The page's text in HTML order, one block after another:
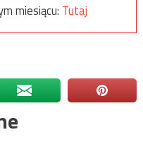
miesiącu: Tutaj